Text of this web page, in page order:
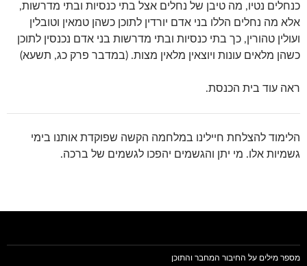
כנחלים נטיו, מה טיבן של נחלים אצל בתי כנסיות ובתי מדרשות,
אלא מה נחלים הללו בני אדם יורדין לתוכן כשהן טמאין וטובלין
ועולין טהורין, כך בתי כנסיות ובתי מדרשות בני אדם נכנסין לתוכן
כשהן מלאים עונות ויוצאין מלאין מצות. (במדבר פרק כג, תשעא)
ראה עוד בית הכנסת.
הלימוד להצלחת חיילינו במלחמה הקשה שפוקדת אותנו בימי
גשמיות אלו. מי יתן והגשמים יהפכו לגשמים של ברכה.
מספר מילים על החיבור המחבר והתוכן